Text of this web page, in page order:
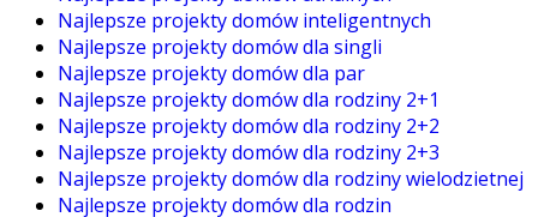
Najlepsze projekty domów inteligentnych
Najlepsze projekty domów dla singli
Najlepsze projekty domów dla par
Najlepsze projekty domów dla rodziny 2+1
Najlepsze projekty domów dla rodziny 2+2
Najlepsze projekty domów dla rodziny 2+3
Najlepsze projekty domów dla rodziny wielodzietnej
Najlepsze projekty domów dla rodzin